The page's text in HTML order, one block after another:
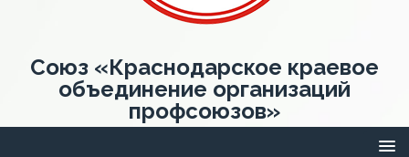
Союз «Краснодарское краевое
объединение организаций
профсоюзов»